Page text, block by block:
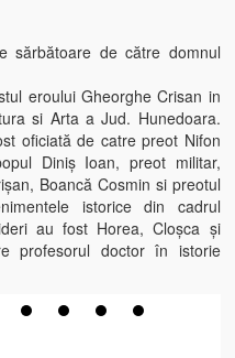
sărbătoare de către domnul
eroului Gheorghe Crisan in
si Arta a Jud. Hunedoara.
oficiată de catre preot Nifon
Diniș Ioan, preot militar,
Boancă Cosmin si preotul
istorice din cadrul
au fost Horea, Cloșca și
profesorul doctor în istorie